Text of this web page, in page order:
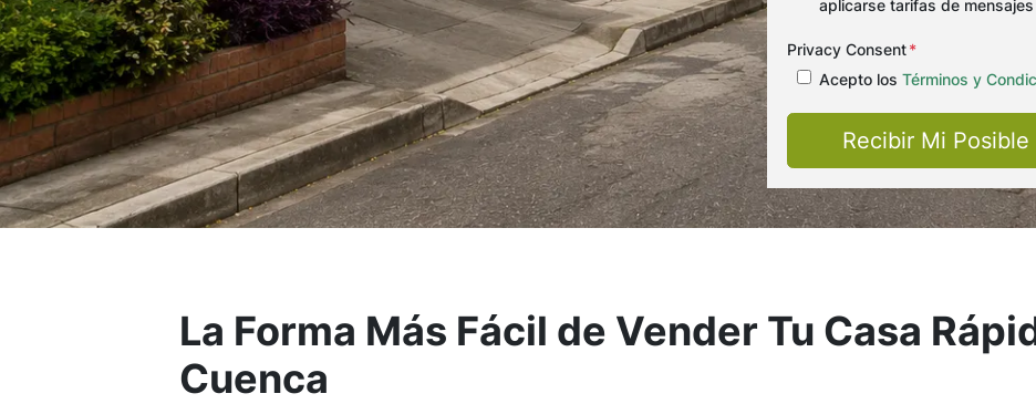
aplicarse tarifas de
Privacy Consent*
Acepto los Términos y
La Forma Más Fácil de Vender Tu Casa
Cuenca